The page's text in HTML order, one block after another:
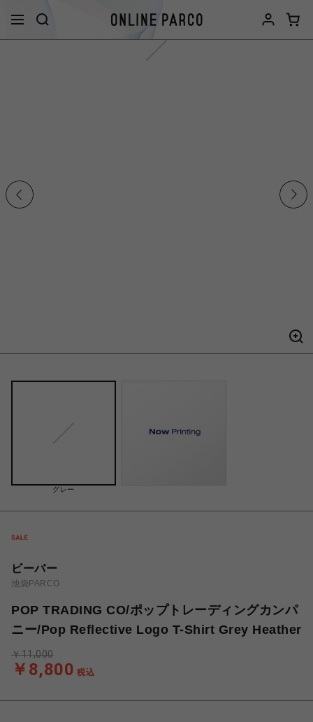
グレー
ビーバー
池袋PARCO
POP TRADING CO/ポップトレーディングカンパ
ニー/Pop Reflective Logo T-Shirt Grey Heather
￥8,800 税込
￥11,000